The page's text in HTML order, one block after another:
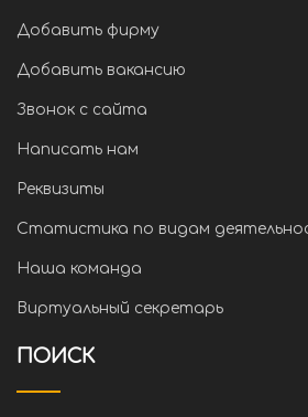
Добавить фирму
Добавить вакансию
Звонок с сайта
Написать нам
Реквизиты
Статистика по видам
Наша команда
Виртуальный секретарь
ПОИСК